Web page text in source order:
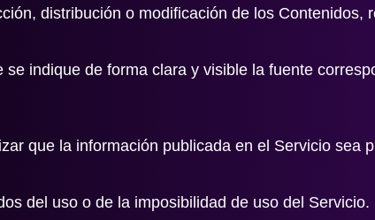
distribución o modificación de los Contenidos,
indique de forma clara y visible la fuente
que la información publicada en el Servicio sea
del uso o de la imposibilidad de uso del Servicio.